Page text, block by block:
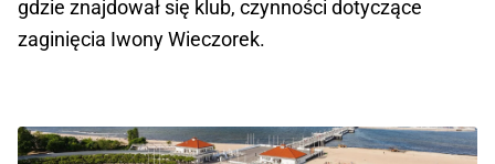
gdzie znajdował się klub, czynności dotyczące
zaginięcia Iwony Wieczorek.